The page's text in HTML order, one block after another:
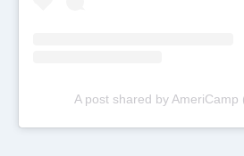
A post shared by AmeriCamp